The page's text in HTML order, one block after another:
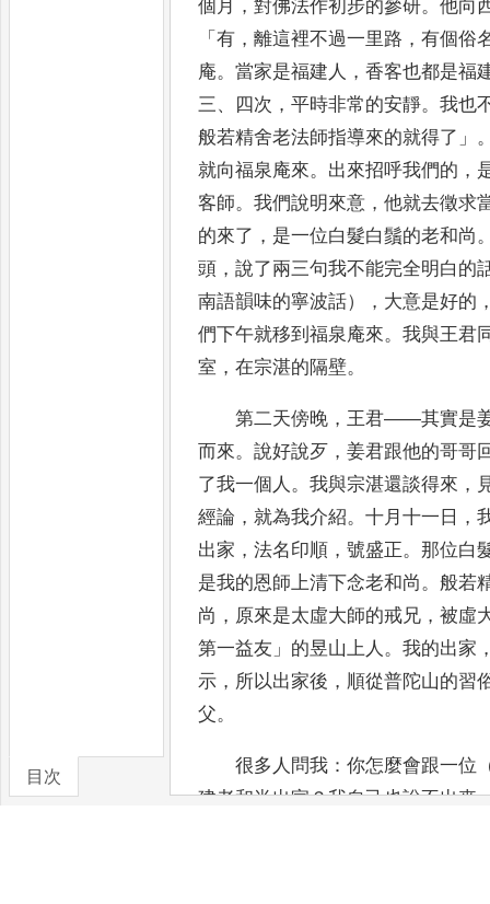
目次
個月
，對佛法作初步的參研。他向
「有 ，離這裡不過一里路 ，有個俗
庵。當家是福建人 ，香客也都是福
三、 四次 ，平時非常的安靜。我也
般若精舍老法師指導來的就得了 」
就向福泉庵來。 出來招呼我們的 ，
客師。我們說明來意 ，他就去徵求
的來了 ， 是一位白髮白鬚的老和尚
頭 ，說了兩三句我不能完全明白的
南語韻味的寧波話）
， 大意是好的
們下午就移到福泉 庵來。我與王君
室 ，在宗湛的隔壁。
第二天傍晚 ，王君——其實是
而來。說好說歹 ，姜君跟他的哥哥
了我一個人 。我與宗湛還談得來 ，
經論 ，就為我介紹。十月十一日 ，
出家 ，法名印順 ，號盛正。那位白
是我的恩師上清下念老和尚。般若
尚 ， 原來是太虛大師的戒兄 ，被虛
第一益友 」 的昱山上人 。我的出家
示 ， 所以出家後 ， 順從普陀山的習
父。
很多人問我 ：你怎麼會跟一位
建老和尚出家？我自己也說不出來